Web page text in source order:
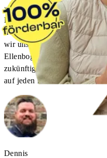
»Ich habe einen sehr
Kursteilnehmer:innen sind
freundlich im Umgang
wir uns gegenseitig
Ellenbogenmentalität gibt,
zukünftig im Job, Teamarbeit
auf jeden Fall aus.«
Dennis